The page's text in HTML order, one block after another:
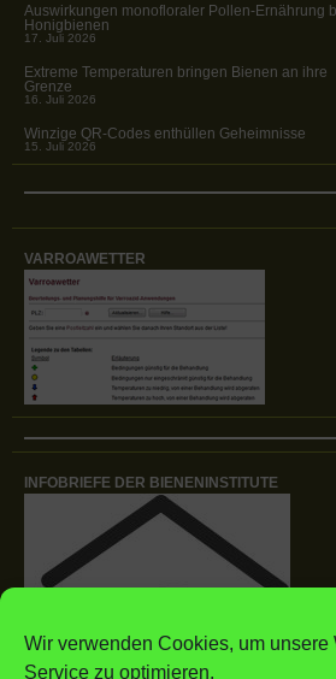
Wir verwenden Cookies, um unsere
Service zu optimieren.
Auswirkungen monofloraler Pollen-Ernährung
Honigbienen
17. Juli 2026
Extreme Temperaturen bringen Bienen an ihre
Grenze
16. Juli 2026
Winzige QR-Codes enthüllen Geheimnisse
15. Juli 2026
VARROAWETTER
INFOBRIEFE DER BIENENINSTITUTE